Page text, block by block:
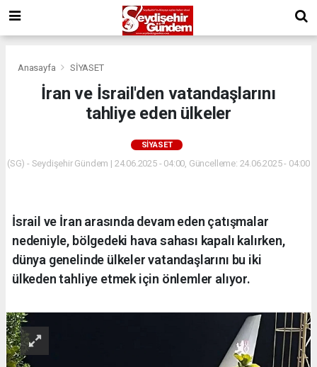
Anasayfa SİYASET
İran ve İsrail'den vatandaşlarını
tahliye eden ülkeler
SİYASET
(SG) - Seydişehir Gündem | 24.06.2025 - 04:00, Güncelleme: 24.06.2025 - 04:00
İsrail ve İran arasında devam eden çatışmalar
nedeniyle, bölgedeki hava sahası kapalı kalırken,
dünya genelinde ülkeler vatandaşlarını bu iki
ülkeden tahliye etmek için önlemler alıyor.